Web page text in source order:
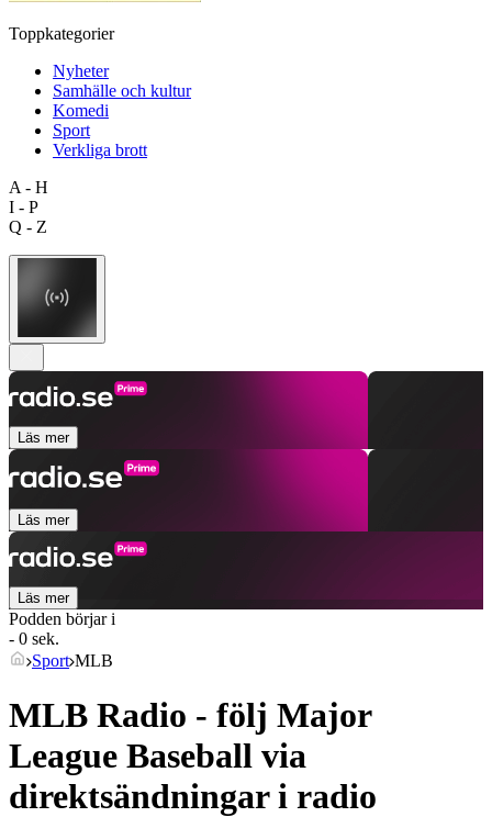
Toppkategorier
Nyheter
Samhälle och kultur
Komedi
Sport
Verkliga brott
A - H
I - P
Q - Z
Läs mer
Läs mer
Läs mer
Podden börjar i
- 0 sek.
Sport MLB
MLB Radio - följ Major
League Baseball via
direktsändningar i radio